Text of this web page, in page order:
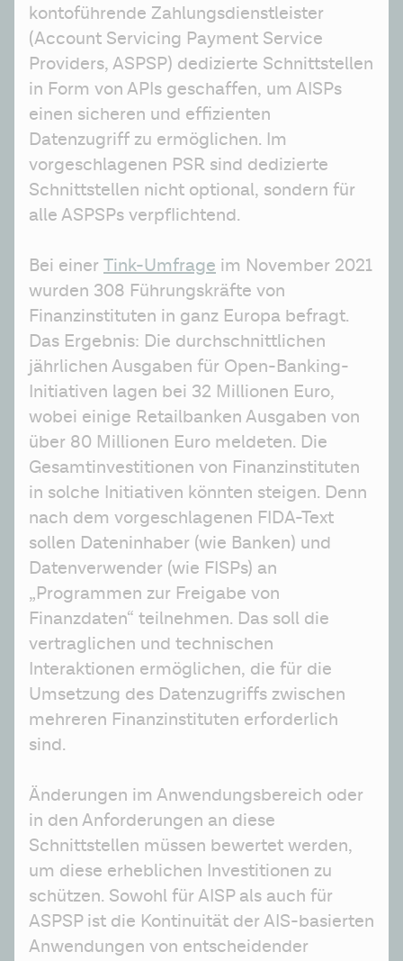
kontoführende Zahlungsdienstleister
(Account Servicing Payment Service
Providers, ASPSP) dedizierte Schnittstellen
in Form von APIs geschaffen, um AISPs
einen sicheren und effizienten
Datenzugriff zu ermöglichen. Im
vorgeschlagenen PSR sind dedizierte
Schnittstellen nicht optional, sondern für
alle ASPSPs verpflichtend.
Bei einer Tink-Umfrage im November 2021
wurden 308 Führungskräfte von
Finanzinstituten in ganz Europa befragt.
Das Ergebnis: Die durchschnittlichen
jährlichen Ausgaben für Open-Banking-
Initiativen lagen bei 32 Millionen Euro,
wobei einige Retailbanken Ausgaben von
über 80 Millionen Euro meldeten. Die
Gesamtinvestitionen von Finanzinstituten
in solche Initiativen könnten steigen. Denn
nach dem vorgeschlagenen FIDA-Text
sollen Dateninhaber (wie Banken) und
Datenverwender (wie FISPs) an
„Programmen zur Freigabe von
Finanzdaten“ teilnehmen. Das soll die
vertraglichen und technischen
Interaktionen ermöglichen, die für die
Umsetzung des Datenzugriffs zwischen
mehreren Finanzinstituten erforderlich
sind.
Änderungen im Anwendungsbereich oder
in den Anforderungen an diese
Schnittstellen müssen bewertet werden,
um diese erheblichen Investitionen zu
schützen. Sowohl für AISP als auch für
ASPSP ist die Kontinuität der AIS-basierten
Anwendungen von entscheidender